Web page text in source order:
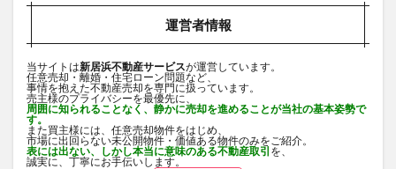
運営者情報
当サイトは新居浜不動産サービスが運営しています。
任意売却・離婚・住宅ローン問題など、
事情を抱えた不動産売却を専門に扱っています。
売主様のプライバシーを最優先に、
周囲に知られることなく、静かに売却を進めることが当社の基本姿勢で
す。
また買主様には、任意売却物件をはじめ、
市場に出回らない未公開物件・価値ある物件のみをご紹介。
表には出ない、しかし本当に意味のある不動産取引 を、
誠実に、丁寧にお手伝いします。